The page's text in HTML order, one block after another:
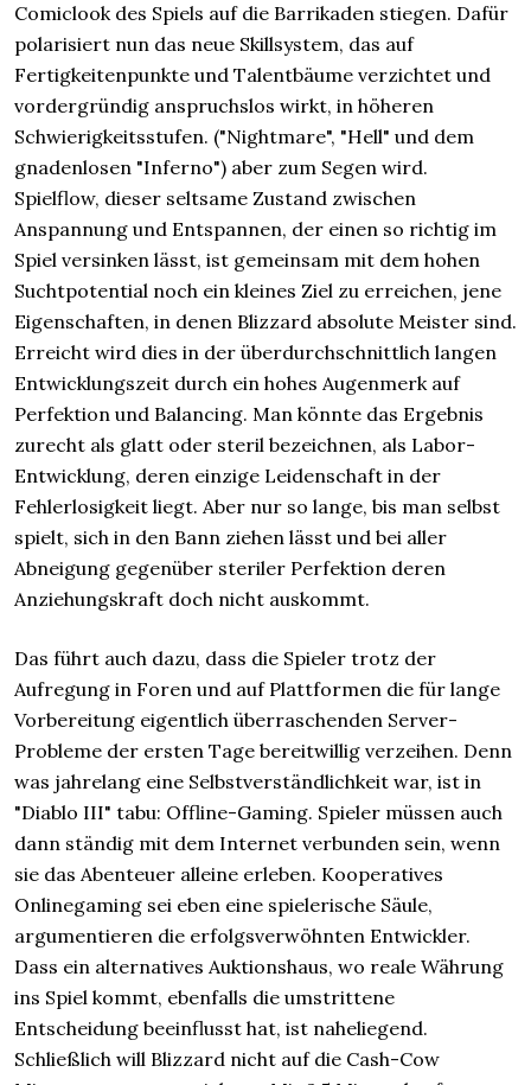
Comiclook des Spiels auf die Barrikaden stiegen. Dafür
polarisiert nun das neue Skillsystem, das auf
Fertigkeitenpunkte und Talentbäume verzichtet und
vordergründig anspruchslos wirkt, in höheren
Schwierigkeitsstufen. ("Nightmare", "Hell" und dem
gnadenlosen "Inferno") aber zum Segen wird.
Spielflow, dieser seltsame Zustand zwischen
Anspannung und Entspannen, der einen so richtig im
Spiel versinken lässt, ist gemeinsam mit dem hohen
Suchtpotential noch ein kleines Ziel zu erreichen, jene
Eigenschaften, in denen Blizzard absolute Meister sind.
Erreicht wird dies in der überdurchschnittlich langen
Entwicklungszeit durch ein hohes Augenmerk auf
Perfektion und Balancing. Man könnte das Ergebnis
zurecht als glatt oder steril bezeichnen, als Labor-
Entwicklung, deren einzige Leidenschaft in der
Fehlerlosigkeit liegt. Aber nur so lange, bis man selbst
spielt, sich in den Bann ziehen lässt und bei aller
Abneigung gegenüber steriler Perfektion deren
Anziehungskraft doch nicht auskommt.
Das führt auch dazu, dass die Spieler trotz der
Aufregung in Foren und auf Plattformen die für lange
Vorbereitung eigentlich überraschenden Server-
Probleme der ersten Tage bereitwillig verzeihen. Denn
was jahrelang eine Selbstverständlichkeit war, ist in
"Diablo III" tabu: Offline-Gaming. Spieler müssen auch
dann ständig mit dem Internet verbunden sein, wenn
sie das Abenteuer alleine erleben. Kooperatives
Onlinegaming sei eben eine spielerische Säule,
argumentieren die erfolgsverwöhnten Entwickler.
Dass ein alternatives Auktionshaus, wo reale Währung
ins Spiel kommt, ebenfalls die umstrittene
Entscheidung beeinflusst hat, ist naheliegend.
Schließlich will Blizzard nicht auf die Cash-Cow